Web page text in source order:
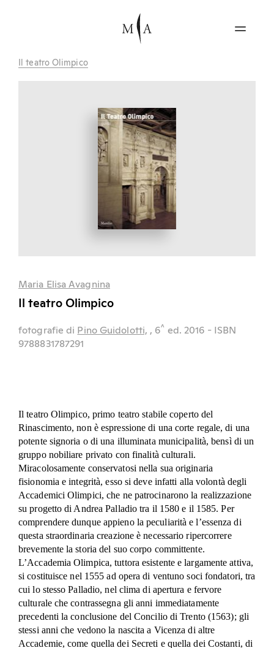
Il teatro Olimpico
Maria Elisa Avagnina
Il teatro Olimpico
fotografie di Pino Guidolotti, , 6^ ed. 2016 - ISBN
9788831787291
Il teatro Olimpico, primo teatro stabile coperto del
Rinascimento, non è espressione di una corte regale, di una
potente signoria o di una illuminata municipalità, bensì di un
gruppo nobiliare privato con finalità culturali.
Miracolosamente conservatosi nella sua originaria
fisionomia e integrità, esso si deve infatti alla volontà degli
Accademici Olimpici, che ne patrocinarono la realizzazione
su progetto di Andrea Palladio tra il 1580 e il 1585. Per
comprendere dunque appieno la peculiarità e l’essenza di
questa straordinaria creazione è necessario ripercorrere
brevemente la storia del suo corpo committente.
L’Accademia Olimpica, tuttora esistente e largamente attiva,
si costituisce nel 1555 ad opera di ventuno soci fondatori, tra
cui lo stesso Palladio, nel clima di apertura e fervore
culturale che contrassegna gli anni immediatamente
precedenti la conclusione del Concilio di Trento (1563); gli
stessi anni che vedono la nascita a Vicenza di altre
Accademie, come quella dei Secreti e quella dei Costanti, di